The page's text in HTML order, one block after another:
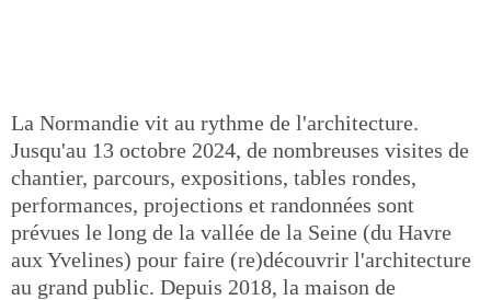
La Normandie vit au rythme de l'architecture.
Jusqu'au 13 octobre 2024, de nombreuses visites de
chantier, parcours, expositions, tables rondes,
performances, projections et randonnées sont
prévues le long de la vallée de la Seine (du Havre
aux Yvelines) pour faire (re)découvrir l'architecture
au grand public. Depuis 2018, la maison de